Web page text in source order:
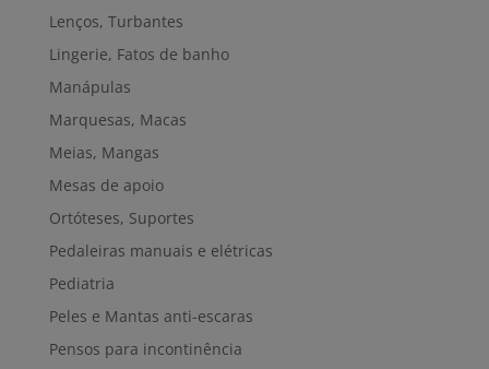
Lenços, Turbantes
Lingerie, Fatos de banho
Manápulas
Marquesas, Macas
Meias, Mangas
Mesas de apoio
Ortóteses, Suportes
Pedaleiras manuais e elétricas
Pediatria
Peles e Mantas anti-escaras
Pensos para incontinência